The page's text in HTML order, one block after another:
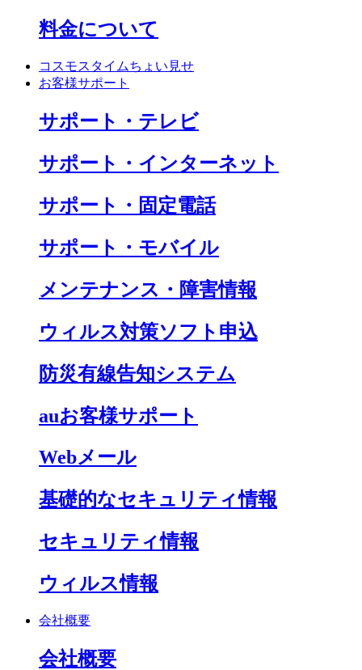
料金について
コスモスタイムちょい見せ
お客様サポート
サポート・テレビ
サポート・インターネット
サポート・固定電話
サポート・モバイル
メンテナンス・障害情報
ウィルス対策ソフト申込
防災有線告知システム
auお客様サポート
Webメール
基礎的なセキュリティ情報
セキュリティ情報
ウィルス情報
会社概要
会社概要